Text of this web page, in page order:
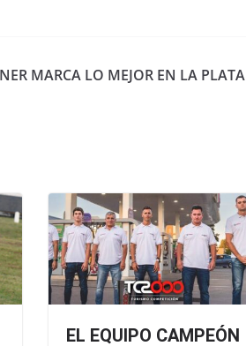
MARCA LO MEJOR EN LA PLATA
EL EQUIPO CAMPEÓN